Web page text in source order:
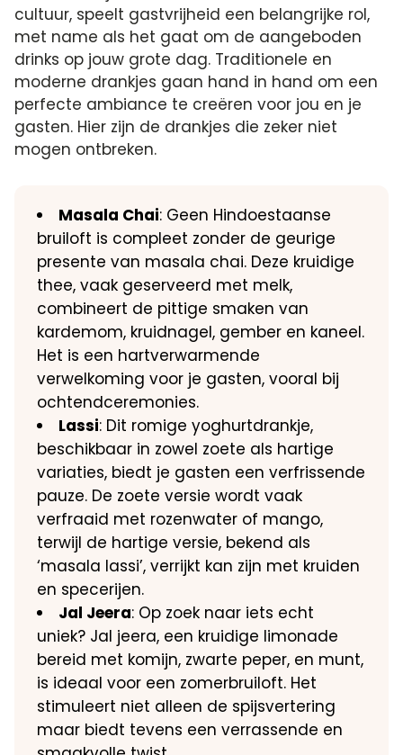
cultuur, speelt gastvrijheid een belangrijke rol,
met name als het gaat om de aangeboden
drinks op jouw grote dag. Traditionele en
moderne drankjes gaan hand in hand om een
perfecte ambiance te creëren voor jou en je
gasten. Hier zijn de drankjes die zeker niet
mogen ontbreken.
Masala Chai: Geen Hindoestaanse
bruiloft is compleet zonder de geurige
presente van masala chai. Deze kruidige
thee, vaak geserveerd met melk,
combineert de pittige smaken van
kardemom, kruidnagel, gember en kaneel.
Het is een hartverwarmende
verwelkoming voor je gasten, vooral bij
ochtendceremonies.
Lassi: Dit romige yoghurtdrankje,
beschikbaar in zowel zoete als hartige
variaties, biedt je gasten een verfrissende
pauze. De zoete versie wordt vaak
verfraaid met rozenwater of mango,
terwijl de hartige versie, bekend als
‘masala lassi’, verrijkt kan zijn met kruiden
en specerijen.
Jal Jeera: Op zoek naar iets echt
uniek? Jal jeera, een kruidige limonade
bereid met komijn, zwarte peper, en munt,
is ideaal voor een zomerbruiloft. Het
stimuleert niet alleen de spijsvertering
maar biedt tevens een verrassende en